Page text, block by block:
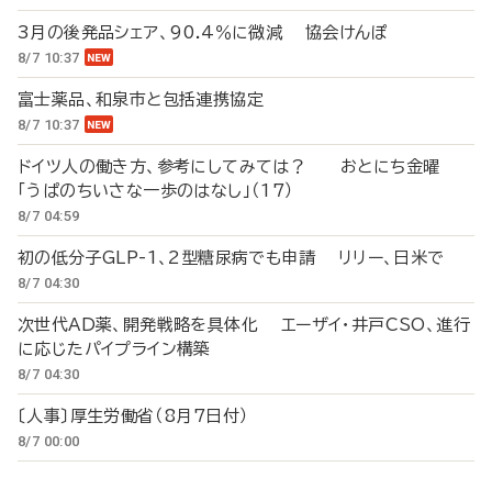
3月の後発品シェア、90.4％に微減 協会けんぽ
8/7 10:37
富士薬品、和泉市と包括連携協定
8/7 10:37
ドイツ人の働き方、参考にしてみては？ おとにち金曜
「うぱのちいさな一歩のはなし」（17）
8/7 04:59
初の低分子GLP-1、2型糖尿病でも申請 リリー、日米で
8/7 04:30
次世代AD薬、開発戦略を具体化 エーザイ・井戸CSO、進行
に応じたパイプライン構築
8/7 04:30
〔人事〕厚生労働省（8月7日付）
8/7 00:00